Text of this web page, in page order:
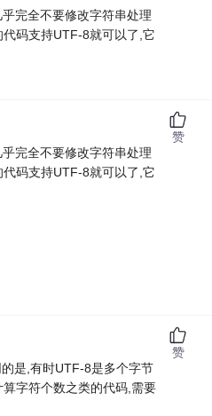
完全不要修改字符串处理
码支持UTF-8就可以了,它
完全不要修改字符串处理
码支持UTF-8就可以了,它
赞
是,有时UTF-8是多个字节
字符个数之类的代码,需要
赞